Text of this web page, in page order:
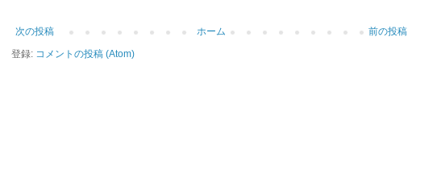
次の投稿 前の投稿
ホーム
登録: コメントの投稿 (Atom)